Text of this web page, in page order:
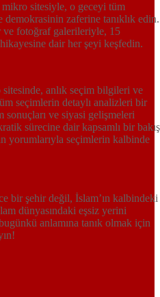
sitesiyle, o geceyi tüm
demokrasinin zaferine tanıklık edin.
fotoğraf galerileriyle, 15
dair her şeyi keşfedin.
anlık seçim bilgileri ve
seçimlerin detaylı analizleri bir
sonuçları ve siyasi gelişmeleri
sürecine dair kapsamlı bir bakış
yorumlarıyla seçimlerin kalbinde
bir şehir değil, İslam’ın kalbindeki
dünyasındaki eşsiz yerini
anlamına tanık olmak için